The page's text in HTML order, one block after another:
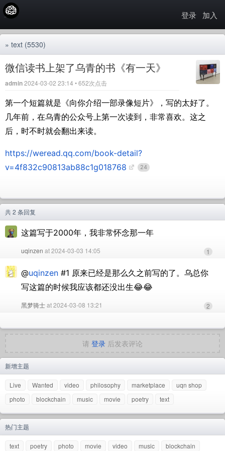
登录 加入
» text (5530)
微信读书上架了乌青的书《有一天》
admin2024-03-02 23:14 • 652次点击
第一个短篇就是《向你介绍一部录像短片》，写的太好了。
几年前，在乌青的公众号上第一次读到，非常喜欢。这之
后，时不时就会翻出来读。
https://weread.qq.com/book-detail?
v=4f832c90813ab88c1g018768
24
共 2 条回复
这篇写于2000年，我非常怀念那一年
uqinzen at 2024-03-03 14:05 1
@uqinzen #1 原来已经是那么久之前写的了。乌总你
写这篇的时候我应该都还没出生😂😂
黑梦骑士at 2024-03-08 13:21 2
请 登录 后发表评论
新增主题
Live Wanted video philosophy marketplace
uqn shop
photo
blockchain music movie poetry text
热门主题
text poetry photo movie video music blockchain